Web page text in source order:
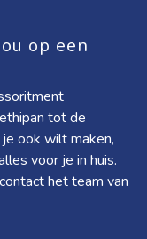
op een
tot de
ook wilt maken,
voor je in huis.
het team van